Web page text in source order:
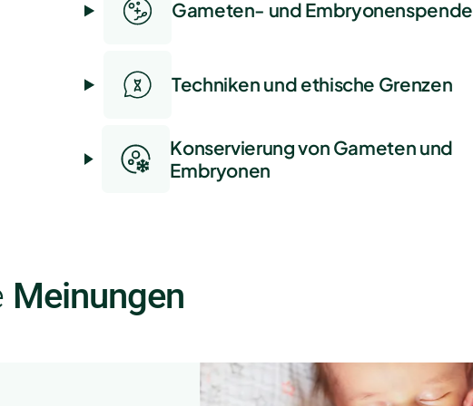
Gameten- und Embryonenspende
Techniken und ethische Grenzen
Konservierung von Gameten und
Embryonen
Meinungen